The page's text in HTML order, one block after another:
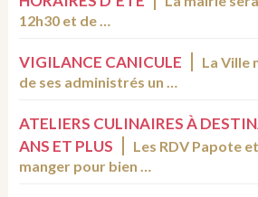
12h30 et de …
VIGILANCE CANICULE
La Ville
de ses administrés un …
ATELIERS CULINAIRES À
ANS ET PLUS
Les RDV Papote
manger pour bien …